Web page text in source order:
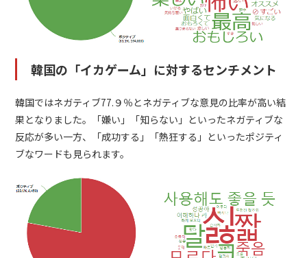
韓国の「イカゲーム」に対するセンチメント
韓国ではネガティブ77.９％とネガティブな意見の比率が高い結
果となりました。「嫌い」「知らない」といったネガティブな
反応が多い一方、「成功する」「熱狂する」といったポジティ
ブなワードも見られます。